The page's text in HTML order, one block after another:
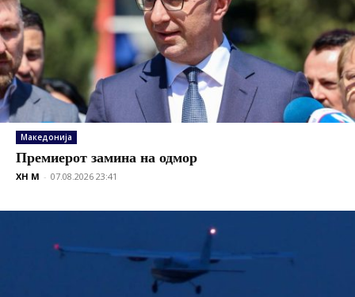
Македонија
Премиерот замина на одмор
XH M - 07.08.2026 23:41